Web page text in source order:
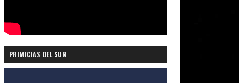
PRIMICIAS DEL SUR